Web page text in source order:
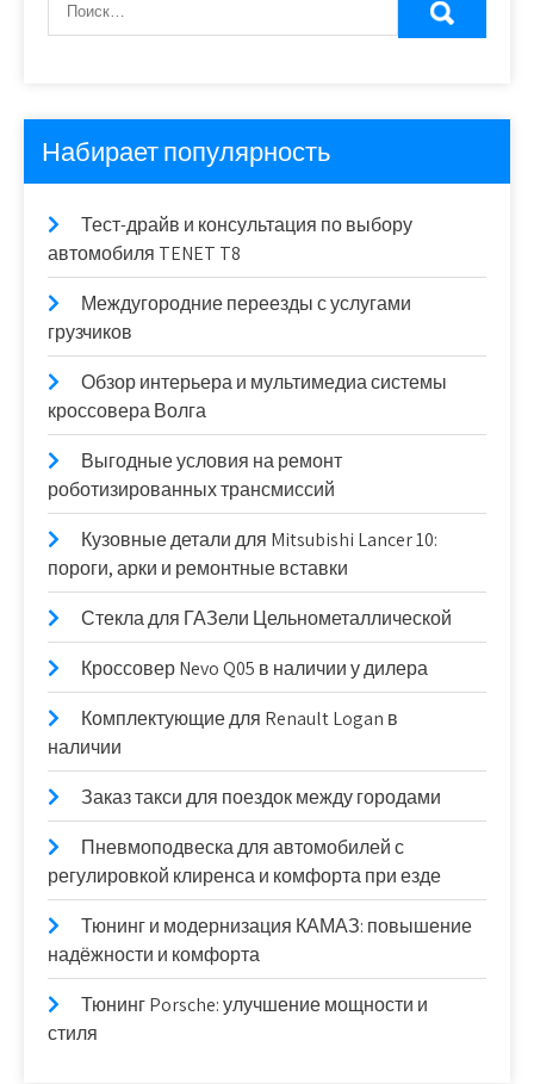
Набирает популярность
Тест-драйв и консультация по выбору
автомобиля TENET T8
Междугородние переезды с услугами
грузчиков
Обзор интерьера и мультимедиа системы
кроссовера Волга
Выгодные условия на ремонт
роботизированных трансмиссий
Кузовные детали для Mitsubishi Lancer 10:
пороги, арки и ремонтные вставки
Стекла для ГАЗели Цельнометаллической
Кроссовер Nevo Q05 в наличии у дилера
Комплектующие для Renault Logan в
наличии
Заказ такси для поездок между городами
Пневмоподвеска для автомобилей с
регулировкой клиренса и комфорта при езде
Тюнинг и модернизация КАМАЗ: повышение
надёжности и комфорта
Тюнинг Porsche: улучшение мощности и
стиля